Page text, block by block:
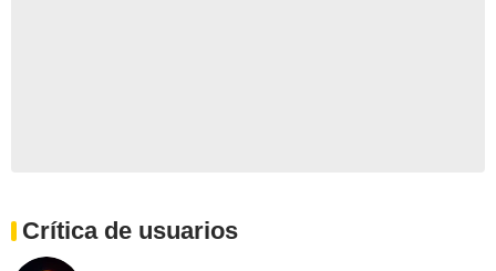
Crítica de usuarios